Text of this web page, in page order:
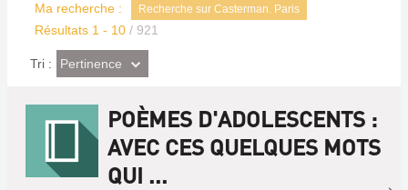
Ma recherche : Recherche sur Casterman. Paris
Résultats 1 - 10 / 921
Tri : (Effet
imédiat)
Pertinence
POÈMES D'ADOLESCENTS :
AVEC CES QUELQUES MOTS
QUI ...